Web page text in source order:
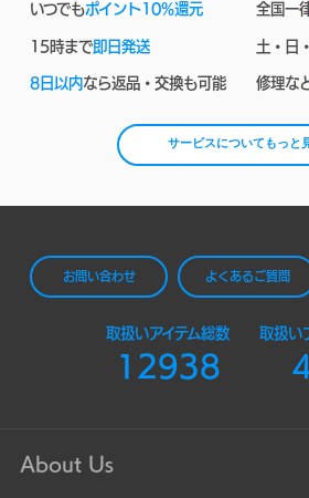
いつでもポイント10%還元 全国一
15時まで即日発送 土・日
8日以内なら返品・交換も可能 修理な
サービスについてもっと
お問い合わせ よくあるご質問
取扱いアイテム総数
12938
取扱い
About Us